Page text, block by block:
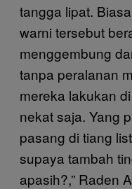
tangga lipat.
warni tersebut
menggembung
tanpa peralanan
mereka lakukan
nekat saja. Yang
pasang di tiang
supaya tambah
apasih?,” Raden